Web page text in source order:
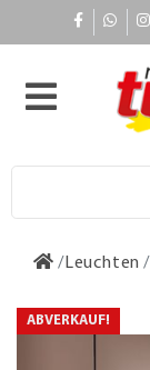
Leuchten
ABVERKAUF!